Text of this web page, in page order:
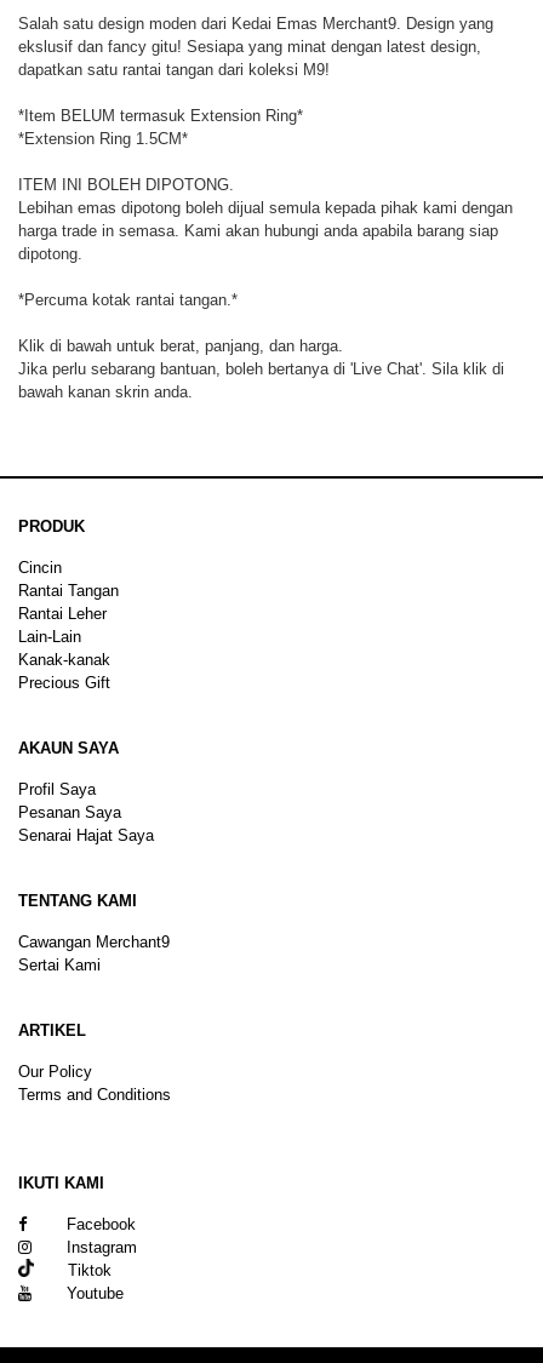
Salah satu design moden dari Kedai Emas Merchant9. Design yang
ekslusif dan fancy gitu! Sesiapa yang minat dengan latest design,
dapatkan satu rantai tangan dari koleksi M9!
*Item BELUM termasuk Extension Ring*
*Extension Ring 1.5CM*
ITEM INI BOLEH DIPOTONG.
Lebihan emas dipotong boleh dijual semula kepada pihak kami dengan
harga trade in semasa. Kami akan hubungi anda apabila barang siap
dipotong.
*Percuma kotak rantai tangan.*
Klik di bawah untuk berat, panjang, dan harga.
Jika perlu sebarang bantuan, boleh bertanya di 'Live Chat'. Sila klik di
bawah kanan skrin anda.
PRODUK
Cincin
Rantai Tangan
Rantai Leher
Lain-Lain
Kanak-kanak
Precious Gift
AKAUN SAYA
Profil Saya
Pesanan Saya
Senarai Hajat Saya
TENTANG KAMI
Cawangan Merchant9
Sertai Kami
ARTIKEL
Our Policy
Terms and Conditions
IKUTI KAMI
Facebook
Instagram
Tiktok
Youtube